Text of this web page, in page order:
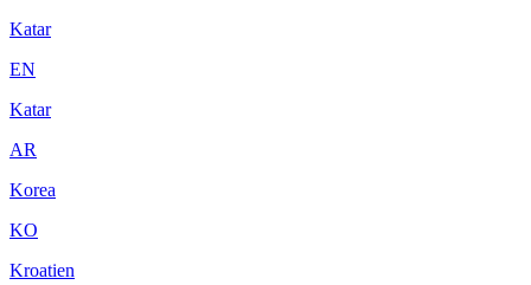
Katar
EN
Katar
AR
Korea
KO
Kroatien